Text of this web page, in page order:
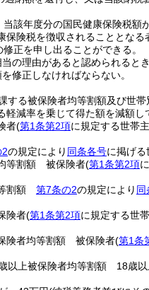
該年度分の国民健康保険税額
険税を徴収されることとなる
正を申し出ることができる。
の理由があると認められると
修正しなければならない。
る被保険者均等割額及び世
軽減率を乗じて得た額を減額し
者(第1条第2項に規定する世帯
の規定により 同条各号に掲げ
等割額 被保険者(第1条第2項
割額 第7条の2の規定により 同
険者(第1条第2項に規定する世
険者均等割額 被保険者(第1条
以上被保険者均等割額 18歳